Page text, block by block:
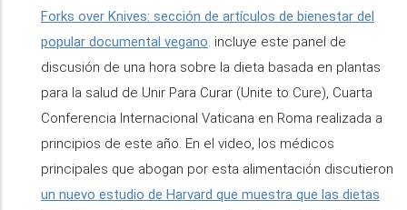
Forks over Knives: sección de artículos de bienestar del
popular documental vegano. incluye este panel de
discusión de una hora sobre la dieta basada en plantas
para la salud de Unir Para Curar (Unite to Cure), Cuarta
Conferencia Internacional Vaticana en Roma realizada a
principios de este año. En el video, los médicos
principales que abogan por esta alimentación discutieron
un nuevo estudio de Harvard que muestra que las dietas